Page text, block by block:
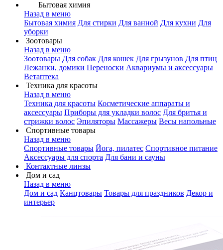
Бытовая химия
Назад в меню
Бытовая химия Для стирки Для ванной Для кухни Для
уборки
Зоотовары
Назад в меню
Зоотовары Для собак Для кошек Для грызунов Для птиц
Лежанки, домики Переноски Аквариумы и аксессуары
Ветаптека
Техника для красоты
Назад в меню
Техника для красоты Косметические аппараты и
аксессуары Приборы для укладки волос Для бритья и
стрижки волос Эпиляторы Массажеры Весы напольные
Спортивные товары
Назад в меню
Спортивные товары Йога, пилатес Спортивное питание
Аксессуары для спорта Для бани и сауны
Контактные линзы
Дом и сад
Назад в меню
Дом и сад Канцтовары Товары для праздников Декор и
интерьер